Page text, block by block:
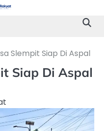
Slempit Siap Di Aspal
Siap Di Aspal